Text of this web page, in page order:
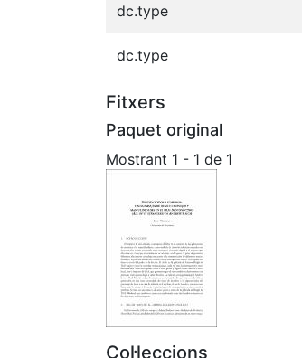
dc.type
dc.type
Fitxers
Paquet original
Mostrant 1 - 1 de 1
Col·leccions